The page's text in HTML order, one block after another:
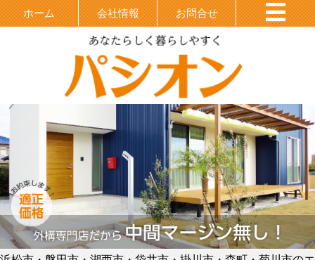
ホーム 会社情報 お問合せ